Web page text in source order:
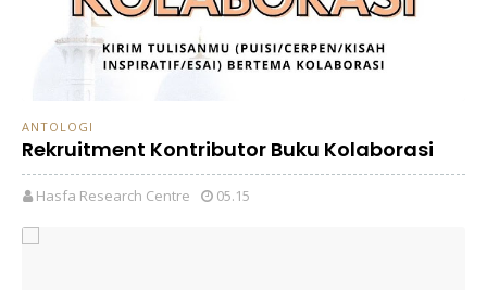
ANTOLOGI
Rekruitment Kontributor Buku Kolaborasi
Hasfa Research Centre 05.15